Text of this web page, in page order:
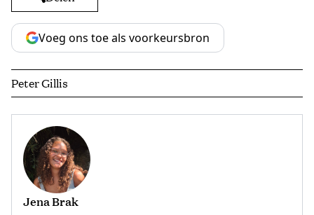
Voeg ons toe als voorkeursbron
Peter Gillis
Jena Brak